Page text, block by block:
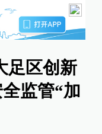
足区创新
监管“加